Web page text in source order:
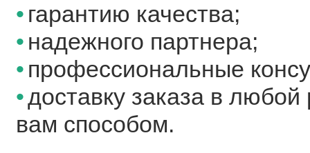
гарантию качества;
надежного партнера;
профессиональные
доставку заказа в
вам способом.